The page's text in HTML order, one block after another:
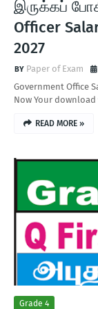
இருக்கப்
Officer
2027
Paper of Exam
Government Office
Now Your
READ MORE »
Grade 4